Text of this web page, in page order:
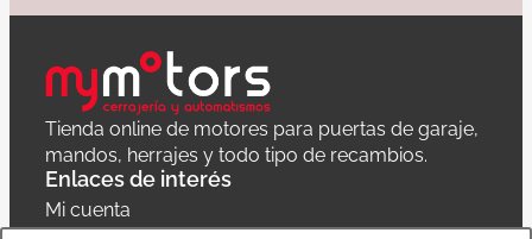
Tienda online de motores para puertas de garaje,
mandos, herrajes y todo tipo de recambios.
Enlaces de interés
Mi cuenta